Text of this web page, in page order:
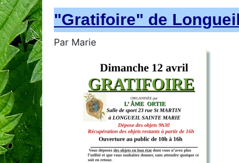
"Gratifoire" de
Par Marie